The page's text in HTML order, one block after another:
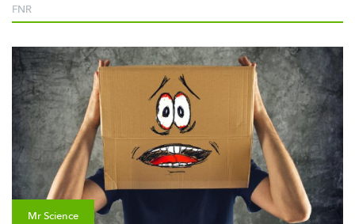
FNR
Mr Science